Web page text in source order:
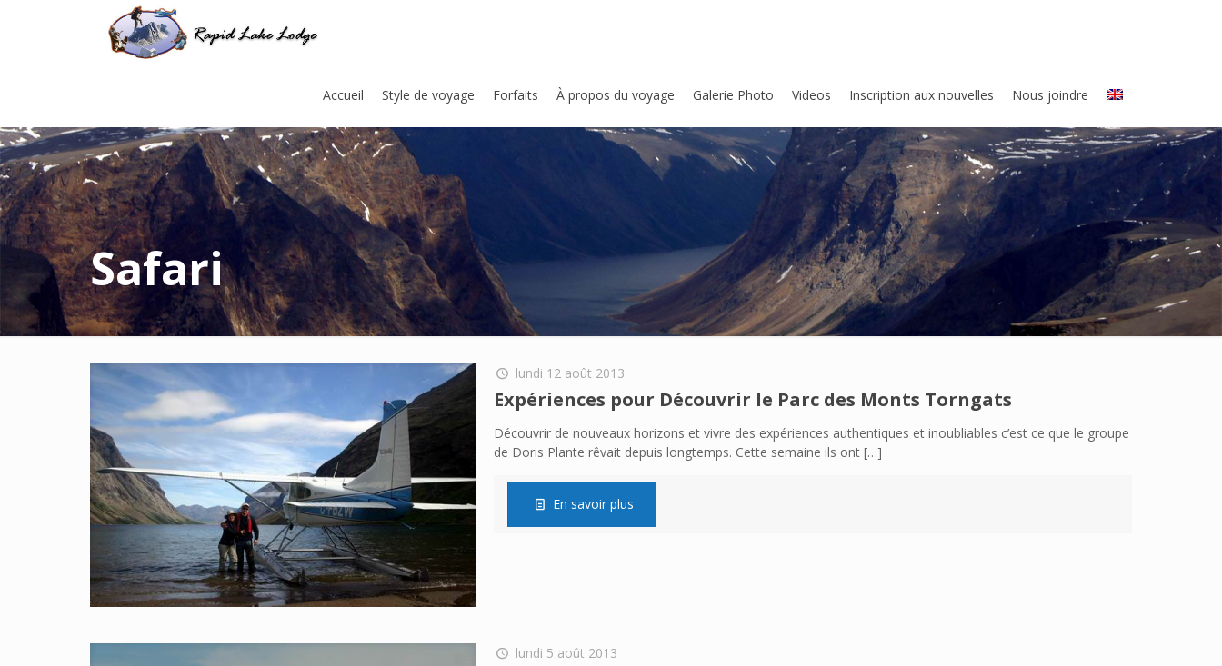
Accueil Style de voyage Forfaits À propos du voyage Galerie Photo Videos Inscription aux nouvelles Nous joindre
Safari
lundi 12 août 2013
Expériences pour Découvrir le Parc des Monts Torngats
Découvrir de nouveaux horizons et vivre des expériences authentiques et inoubliables c’est ce que le groupe
de Doris Plante rêvait depuis longtemps. Cette semaine ils ont[…]
En savoir plus
lundi 5 août 2013